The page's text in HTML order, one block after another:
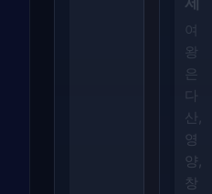
여
왕
은
다
산,
영
양,
창